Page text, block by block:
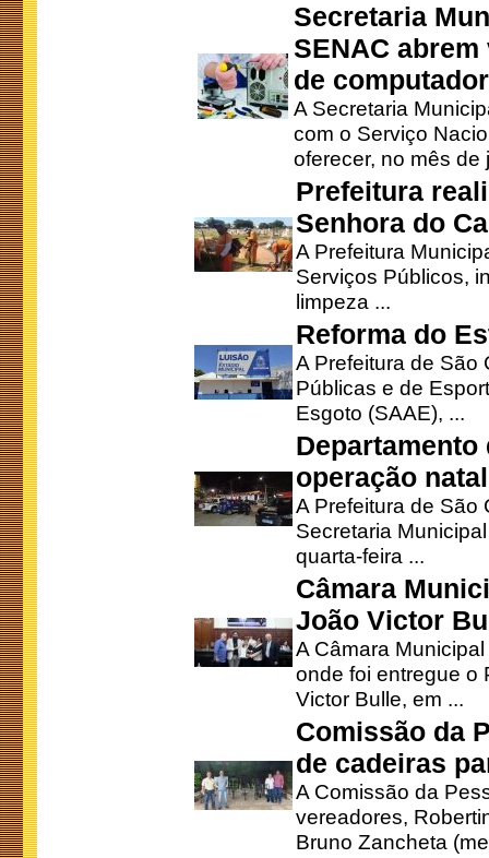
Secretaria
SENAC
de
A Secretaria
com o Serviço
oferecer, no mês de
Prefeitura
Senhora do
A Prefeitura
Serviços Públicos,
limpeza ...
Reforma do
A Prefeitura de São
Públicas e de
Esgoto (SAAE), ...
operação
A Prefeitura de São
Secretaria
quarta-feira ...
Câmara
João Victor
A Câmara
onde foi entregue o
Victor Bulle, em ...
Comissão da
de cadeiras
A Comissão da
vereadores,
Bruno Zancheta